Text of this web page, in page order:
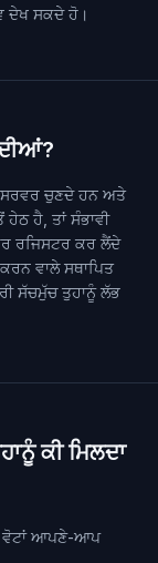
ਦੇਖ ਸਕਦੇ ਹੋ।
ਸਰਵਰ ਚੁਣਦੇ ਹਨ ਅਤੇ
ਹੈ, ਤਾਂ ਸੰਭਾਵੀ
ਰਜਿਸਟਰ ਕਰ ਲੈਂਦੇ
ਵਾਲੇ ਸਥਾਪਿਤ
ਸੱਚਮੁੱਚ ਤੁਹਾਨੂੰ ਲੱਭ
ਕੀ ਮਿਲਦਾ
ਵੋਟਾਂ ਆਪਣੇ-ਆਪ